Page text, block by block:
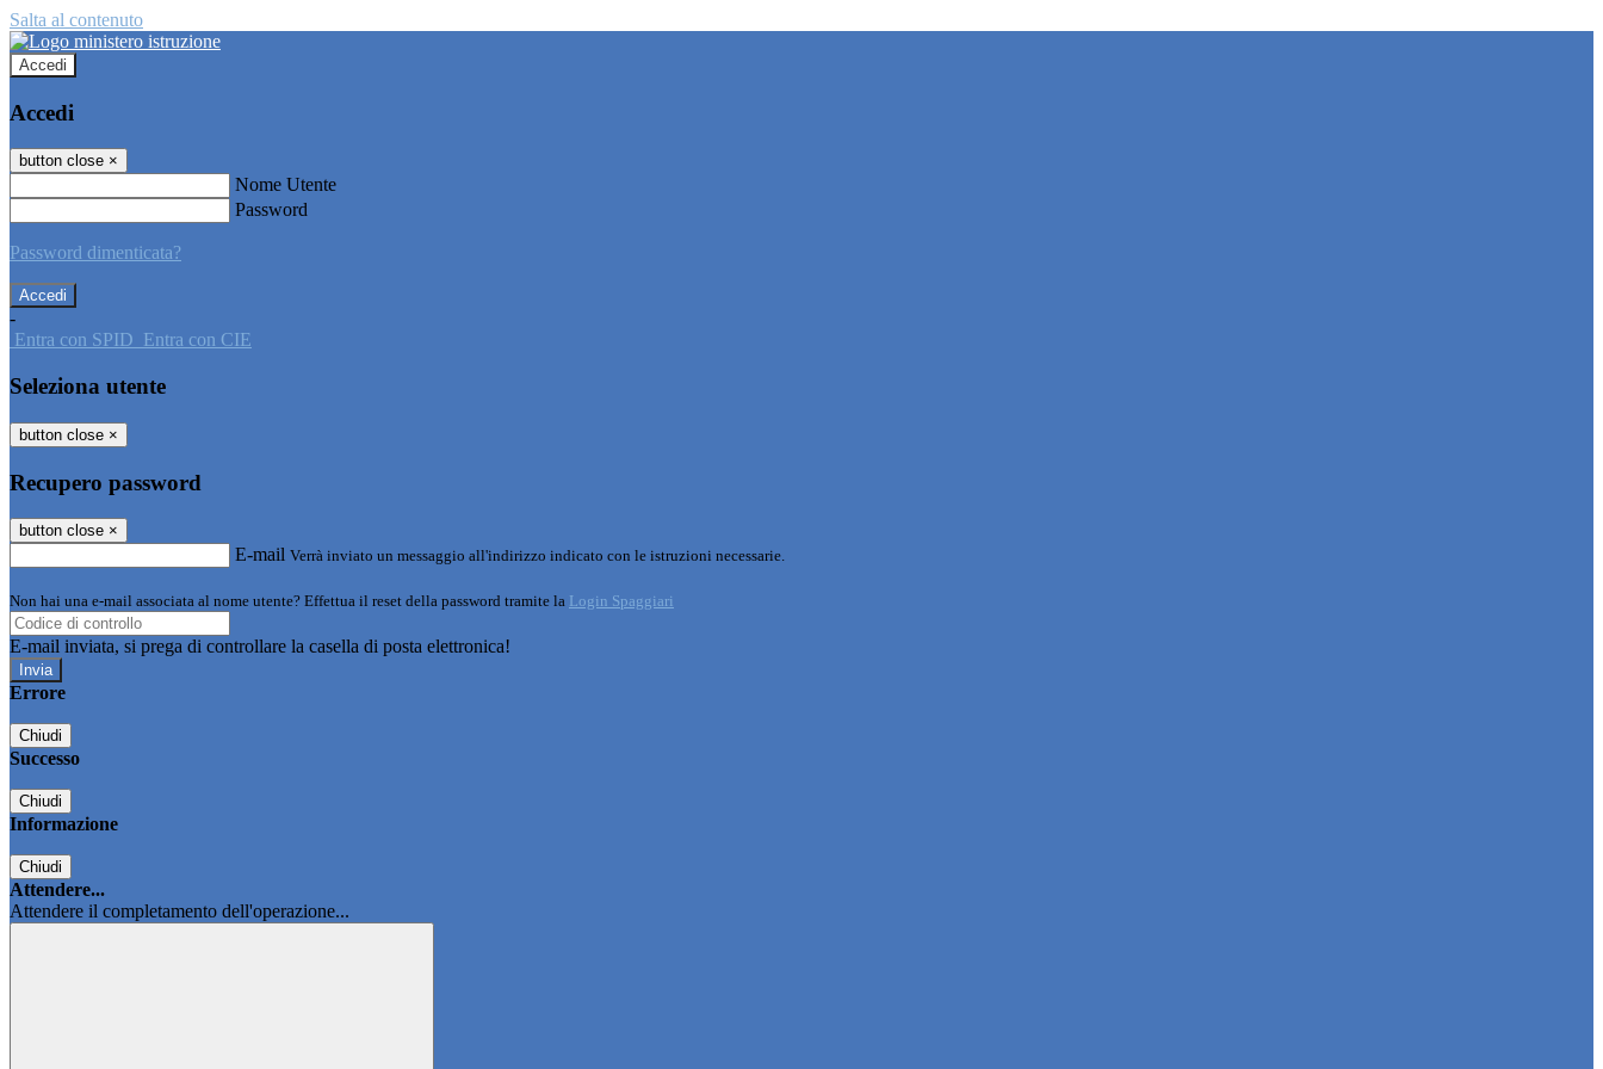
Salta al contenuto
Accedi
Accedi
button close ×
Nome Utente
Password
Password dimenticata?
-
Entra con SPID Entra con CIE
Seleziona utente
button close ×
Recupero password
button close ×
E-mail Verrà inviato un messaggio all'indirizzo indicato con le istruzioni necessarie.
Non hai una e-mail associata al nome utente? Effettua il reset della password tramite la Login Spaggiari
E-mail inviata, si prega di controllare la casella di posta elettronica!
Errore
Chiudi
Successo
Chiudi
Informazione
Chiudi
Attendere...
Attendere il completamento dell'operazione...